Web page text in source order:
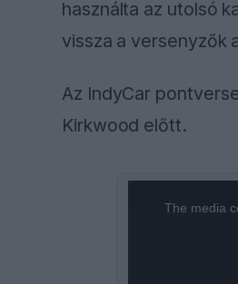
használta az utolsó
vissza a versenyzők
Az IndyCar
Kirkwood előtt.
The media